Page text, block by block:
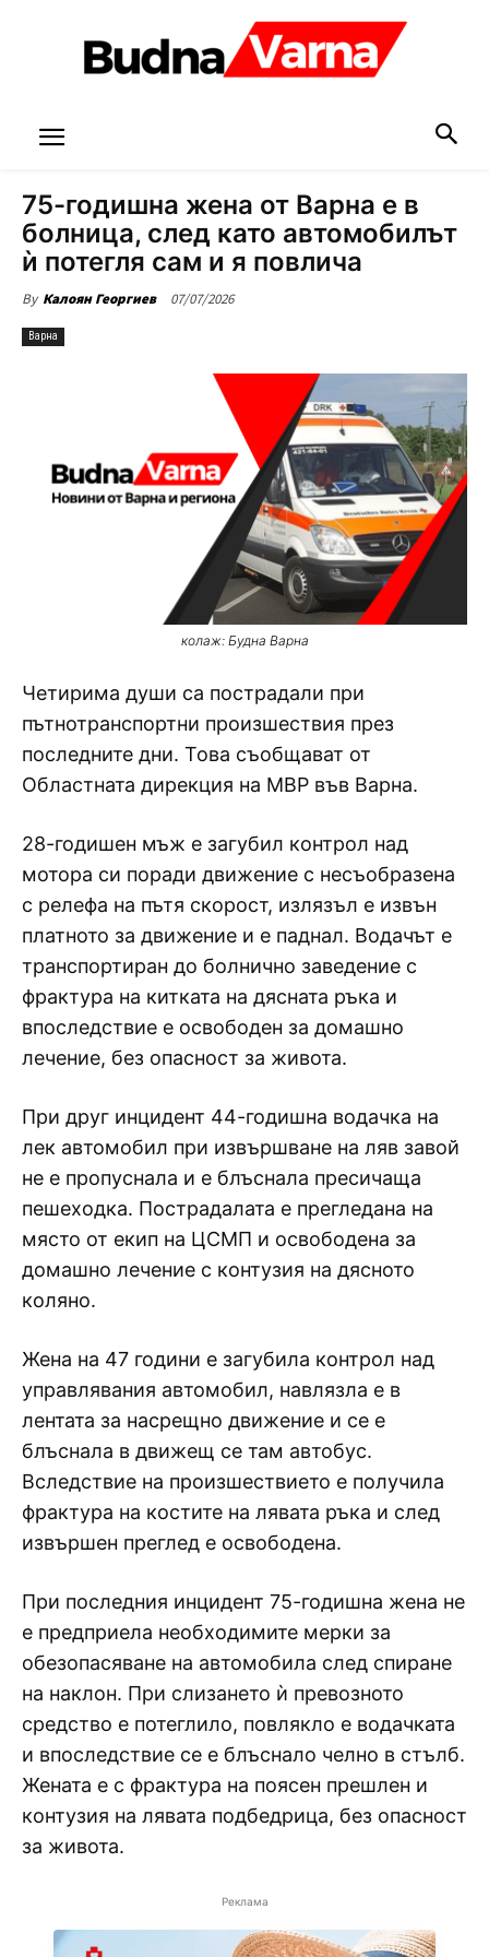
75-годишна жена от Варна е в
болница, след като автомобилът
ѝ потегля сам и я повлича
By Калоян Георгиев 07/07/2026
Варна
колаж: Будна Варна
Четирима души са пострадали при
пътнотранспортни произшествия през
последните дни. Това съобщават от
Областната дирекция на МВР във Варна.
28-годишен мъж е загубил контрол над
мотора си поради движение с несъобразена
с релефа на пътя скорост, излязъл е извън
платното за движение и е паднал. Водачът е
транспортиран до болнично заведение с
фрактура на китката на дясната ръка и
впоследствие е освободен за домашно
лечение, без опасност за живота.
При друг инцидент 44-годишна водачка на
лек автомобил при извършване на ляв завой
не е пропуснала и е блъснала пресичаща
пешеходка. Пострадалата е прегледана на
място от екип на ЦСМП и освободена за
домашно лечение с контузия на дясното
коляно.
Жена на 47 години е загубила контрол над
управлявания автомобил, навлязла е в
лентата за насрещно движение и се е
блъснала в движещ се там автобус.
Вследствие на произшествието е получила
фрактура на костите на лявата ръка и след
извършен преглед е освободена.
При последния инцидент 75-годишна жена не
е предприела необходимите мерки за
обезопасяване на автомобила след спиране
на наклон. При слизането ѝ превозното
средство е потеглило, повлякло е водачката
и впоследствие се е блъснало челно в стълб.
Жената е с фрактура на поясен прешлен и
контузия на лявата подбедрица, без опасност
за живота.
Реклама